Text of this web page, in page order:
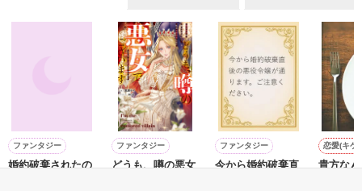
Berry's Cafe　ランキング
総合・恋愛（長編）
最高3位ありがとうございます！
2016.4.9　完結
戻れなくなるなんて、思わなかったんです。
「俺を本気にさせた責任をとれ」
彼の指で、言葉で、【私】が変わっていく
あなたは黒目がちな瞳を細めて、
ﾟ･*:.｡..｡.:*･ﾟ ﾟ･*:.｡..｡.:*･ﾟ ﾟ･*:.｡..｡.:*･ﾟ
ファンタジー
婚約破棄されたの
ファンタジー
どうも、噂の悪女
ファンタジー
今から婚約破棄直
恋愛(キケ
貴方な